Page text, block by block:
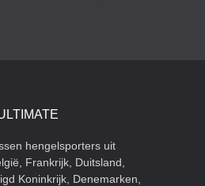
hengelsporters uit
Frankrijk, Duitsland,
Koninkrijk, Denemarken,